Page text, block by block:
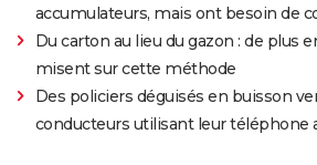
accumulateurs, mais ont besoin de
Du carton au lieu du gazon : de plus
misent sur cette méthode
Des policiers déguisés en buisson
conducteurs utilisant leur téléphone